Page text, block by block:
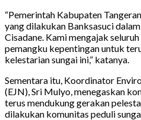
“Pemerintah Kabupaten
yang dilakukan Banksasuci
Cisadane. Kami mengajak
pemangku kepentingan untuk
kelestarian sungai ini,” katanya.
Sementara itu, Koordinator
(EJN), Sri Mulyo, menegaskan
terus mendukung gerakan
dilakukan komunitas peduli